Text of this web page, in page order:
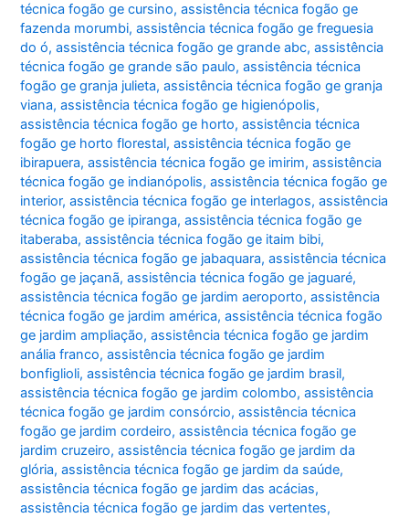
técnica fogão ge cursino,assistência técnica fogão ge
fazenda morumbi,assistência técnica fogão ge freguesia
do ó,assistência técnica fogão ge grande abc,assistência
técnica fogão ge grande são paulo,assistência técnica
fogão ge granja julieta,assistência técnica fogão ge granja
viana,assistência técnica fogão ge higienópolis,
assistência técnica fogão ge horto,assistência técnica
fogão ge horto florestal,assistência técnica fogão ge
ibirapuera,assistência técnica fogão ge imirim,assistência
técnica fogão ge indianópolis,assistência técnica fogão ge
interior,assistência técnica fogão ge interlagos,assistência
técnica fogão ge ipiranga,assistência técnica fogão ge
itaberaba,assistência técnica fogão ge itaim bibi,
assistência técnica fogão ge jabaquara,assistência técnica
fogão ge jaçanã,assistência técnica fogão ge jaguaré,
assistência técnica fogão ge jardim aeroporto,assistência
técnica fogão ge jardim américa,assistência técnica fogão
ge jardim ampliação,assistência técnica fogão ge jardim
anália franco,assistência técnica fogão ge jardim
bonfiglioli,assistência técnica fogão ge jardim brasil,
assistência técnica fogão ge jardim colombo,assistência
técnica fogão ge jardim consórcio,assistência técnica
fogão ge jardim cordeiro,assistência técnica fogão ge
jardim cruzeiro,assistência técnica fogão ge jardim da
glória,assistência técnica fogão ge jardim da saúde,
assistência técnica fogão ge jardim das acácias,
assistência técnica fogão ge jardim das vertentes,